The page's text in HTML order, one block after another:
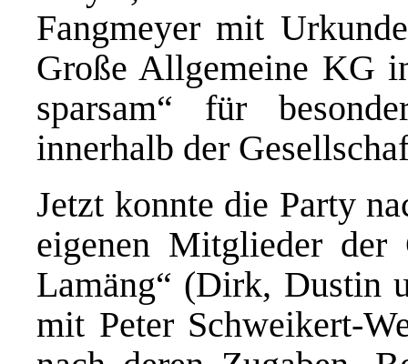
Fangmeyer mit
Große Allgemeine KG
sparsam“ für
innerhalb der
Jetzt konnte die Party
eigenen Mitglieder der
Lamäng“ (Dirk, Dustin
mit Peter Schweikert-